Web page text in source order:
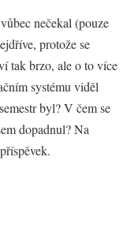
nečekal (pouze
protože se
tak brzo, ale o to více
systému viděl
byl? V čem se
dopadnul? Na